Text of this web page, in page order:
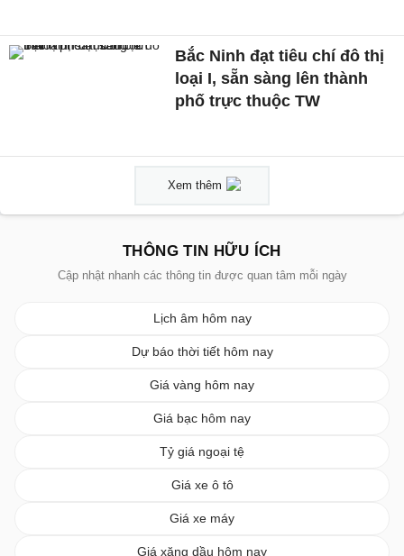
Bắc Ninh đạt tiêu chí đô thị
loại I, sẵn sàng lên thành
phố trực thuộc TW
Xem thêm
THÔNG TIN HỮU ÍCH
Cập nhật nhanh các thông tin được quan tâm mỗi ngày
Lịch âm hôm nay
Dự báo thời tiết hôm nay
Giá vàng hôm nay
Giá bạc hôm nay
Tỷ giá ngoại tệ
Giá xe ô tô
Giá xe máy
Giá xăng dầu hôm nay